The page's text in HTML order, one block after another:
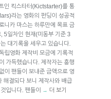
인 킥스타터(Kictstarter)를 통
라는 영화의 펀딩이 성공적
니카 마스는 하루만에 목표 금
5일차인 현재(미동부 기준 3
대기록을 세우고 있습니다.
립영화 제작비 모금에 기록적
가득했습니다. 제작자는 흥행
이 팬들이 보내준 금액으로 영
해결되다 보니 제작사와 배급
입니다. 팬들이
→ 더 보기